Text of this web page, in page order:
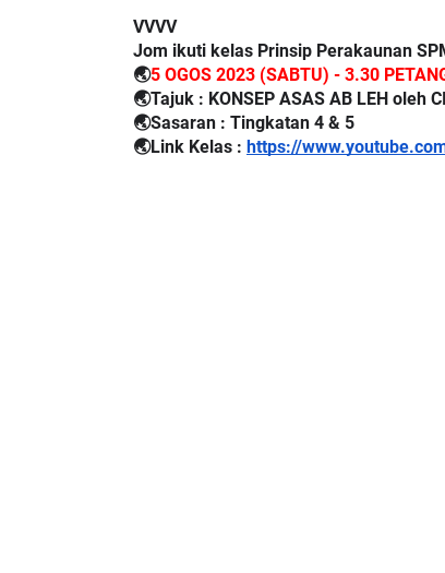
VVVV
Jom ikuti kelas Prinsip Perakaunan
🌏5 OGOS 2023 (SABTU) - 3.30
🌏Tajuk : KONSEP ASAS AB LEH oleh
🌏Sasaran : Tingkatan 4 & 5
🌏Link Kelas : https://